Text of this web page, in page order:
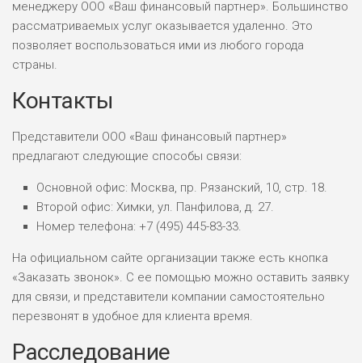
РИСКИ: НИЗКИЕ
ДОХОД: НИЗКИЙ
БЮДЖЕТ: НИЗКИЙ
ОБЗОР
РИСКИ: НИЗКИЕ
ОБЗОР
менеджеру ООО «Ваш финансовый партнер». Большинство
рассматриваемых услуг оказывается удаленно. Это
позволяет воспользоваться ими из любого города
страны.
Контакты
Представители ООО «Ваш финансовый партнер»
предлагают следующие способы связи:
Основной офис: Москва, пр. Рязанский, 10, стр. 18.
Второй офис: Химки, ул. Панфилова, д. 27.
Номер телефона: +7 (495) 445-83-33.
На официальном сайте организации также есть кнопка
«Заказать звонок». С ее помощью можно оставить заявку
для связи, и представители компании самостоятельно
перезвонят в удобное для клиента время.
Расследование